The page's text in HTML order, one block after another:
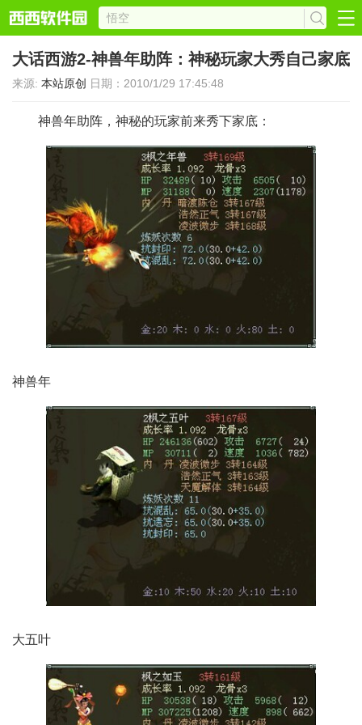
大话西游2-神兽年助阵：神秘玩家大秀自己家底
来源: 本站原创 日期：2010/1/29 17:45:48
神兽年助阵，神秘的玩家前来秀下家底：
神兽年
大五叶